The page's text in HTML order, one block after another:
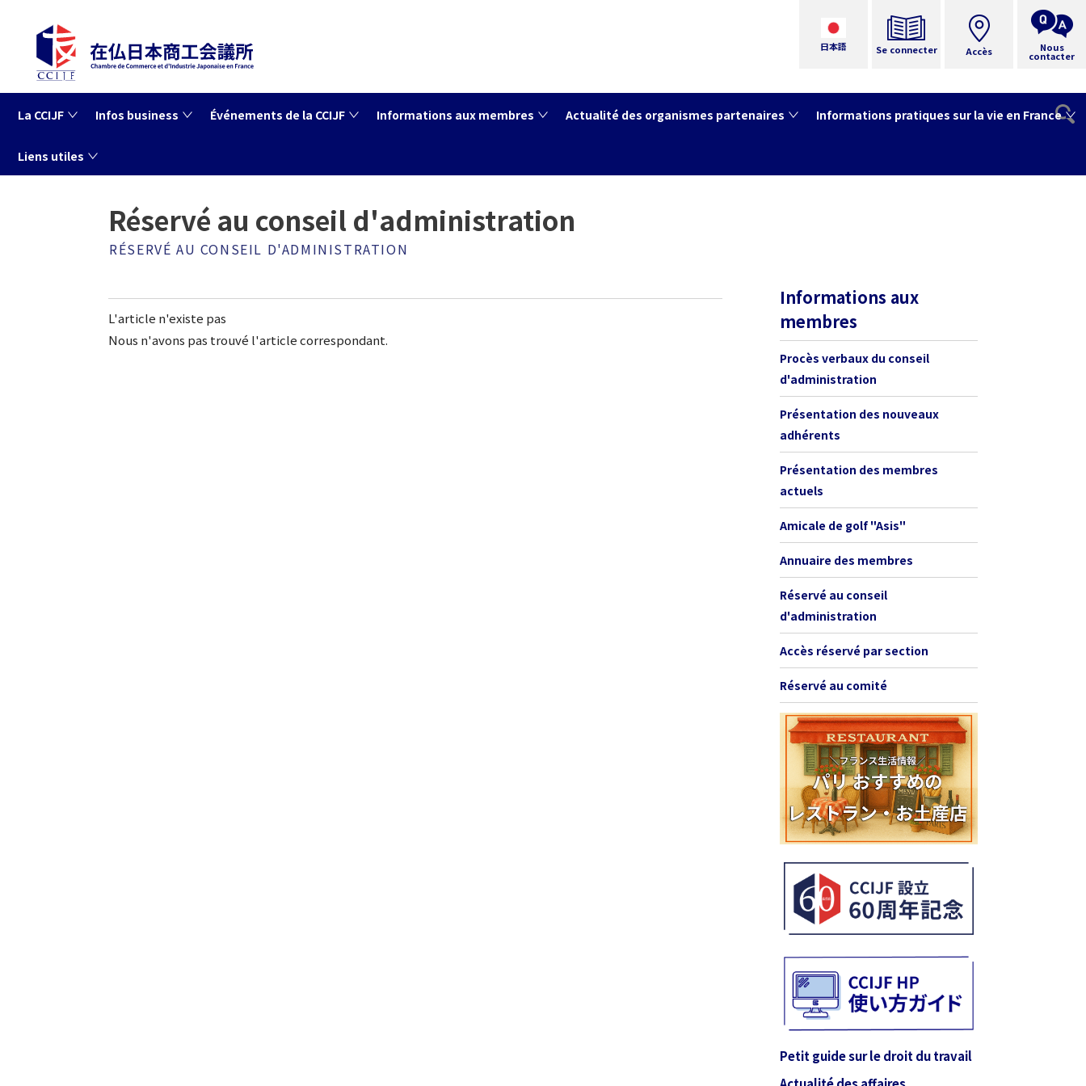
日本語 Se connecter
La CCIJF Infos business Événements de la CCIJF Informations aux membres Actualité des organismes partenaires Informations pratiques sur la vie en France
Liens utiles
Accès Nous
contacter
Réservé au conseil d'administration
RÉSERVÉ AU CONSEIL D'ADMINISTRATION
L'article n'existe pas
Nous n'avons pas trouvé l'article correspondant.
Informations aux
membres
Procès verbaux du conseil
d'administration
Présentation des nouveaux
adhérents
Présentation des membres
actuels
Amicale de golf "Asis"
Annuaire des membres
Réservé au conseil
d'administration
Accès réservé par section
Réservé au comité
Petit guide sur le droit du travail